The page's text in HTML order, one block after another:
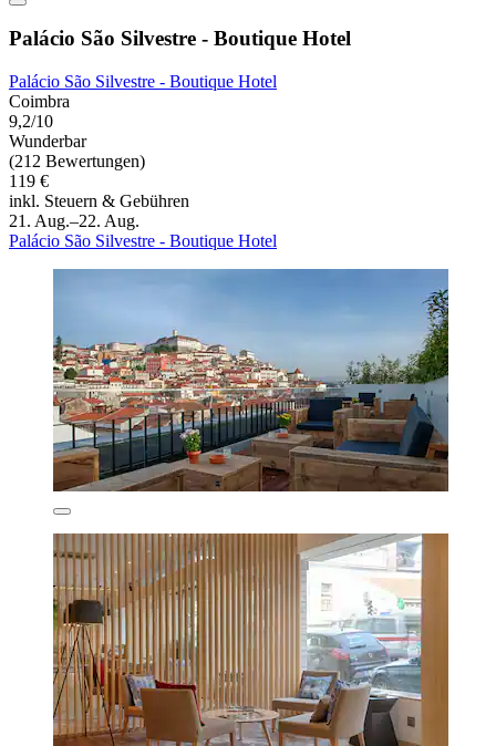
Palácio São Silvestre - Boutique Hotel
Palácio São Silvestre - Boutique Hotel
Coimbra
9,2/10
Wunderbar
(212 Bewertungen)
119 €
inkl. Steuern & Gebühren
21. Aug.–22. Aug.
Palácio São Silvestre - Boutique Hotel